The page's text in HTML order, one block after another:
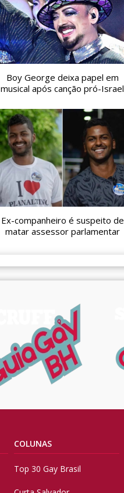
Boy George deixa papel em
musical após canção pró-Israel
Ex-companheiro é suspeito de
matar assessor parlamentar
COLUNAS
Top 30 Gay Brasil